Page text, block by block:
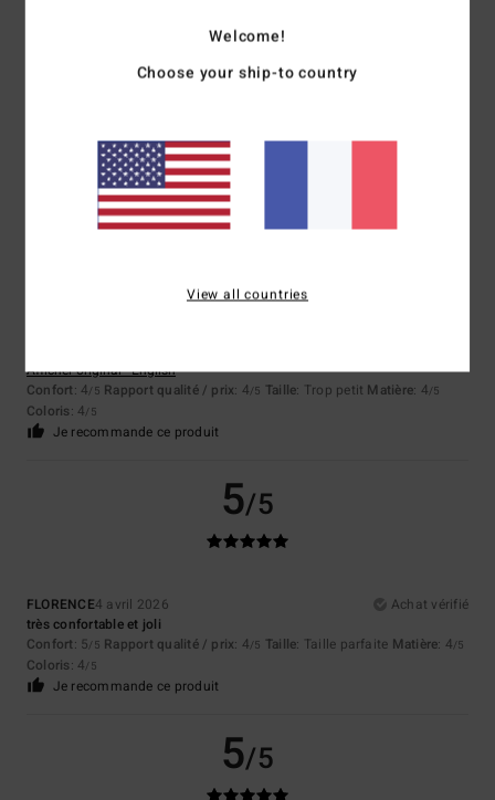
Je recommande ce produit
4 /5
Afficher original - English
Confort: 4/5 Rapport qualité / prix: 4/5 Taille: Trop petit Matière: 4/5
Coloris: 4/5
Je recommande ce produit
5/5
FLORENCE4 avril 2026
Achat vérifié
très confortable et joli
Confort: 5/5 Rapport qualité / prix: 4/5 Taille: Taille parfaite Matière: 4/5
Coloris: 4/5
Je recommande ce produit
5/5
Welcome!
Choose your ship-to country
View all countries